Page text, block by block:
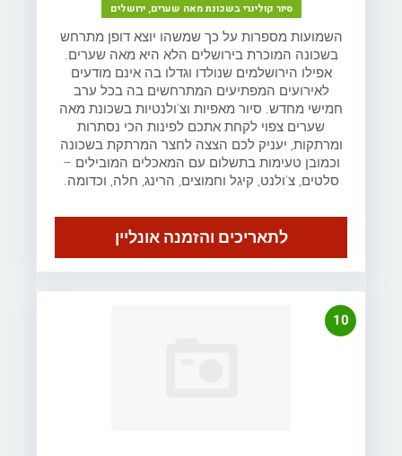
סיור קולינרי בשכונת מאה שערים, ירושלים
השמועות מספרות על כך שמשהו יוצא דופן מתרחש
בשכונה המוכרת בירושלים הלא היא מאה שערים.
אפילו הירושלמים שנולדו וגדלו בה אינם מודעים
לאירועים המפתיעים המתרחשים בה בכל ערב
חמישי מחדש. סיור מאפיות וצ'ולנטיות בשכונת מאה
שערים צפוי לקחת אתכם לפינות הכי נסתרות
ומרתקות, יעניק לכם הצצה לחצר המרתקת בשכונה
וכמובן טעימות בתשלום עם המאכלים המובילים –
סלטים, צ'ולנט, קיגל וחמוצים, הרינג, חלה, וכדומה.
לתאריכים והזמנה אונליין
10